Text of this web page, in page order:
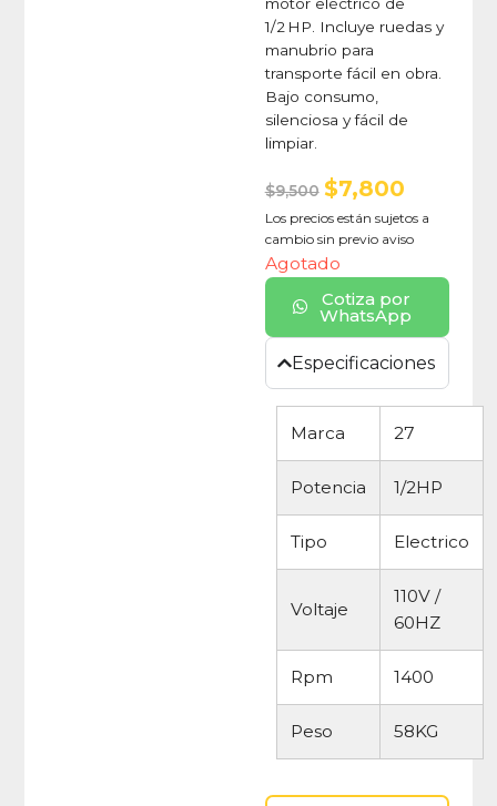
1/2 HP. Incluye ruedas y
manubrio para
transporte fácil en obra.
Bajo consumo,
silenciosa y fácil de
limpiar.
$9,500 $7,800
Los precios están sujetos a
cambio sin previo aviso
Agotado
Cotiza por
WhatsApp
Especificaciones
Marca 27
Potencia 1/2HP
Tipo Electrico
Voltaje
110V /
60HZ
Rpm 1400
Peso 58KG